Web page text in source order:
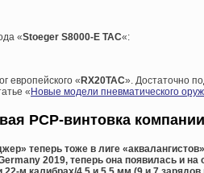
«Stoeger S8000-E TAC«:
европейского « RX20TAC». Достаточно
« Новые модели пневматического
PCP-винтовка
теперь тоже в лиге
2019, теперь она появилась и